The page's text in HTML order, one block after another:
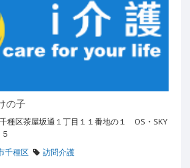
の子
種区茶屋坂通１丁目１１番地の１ OS・SKY
千種区
訪問介護